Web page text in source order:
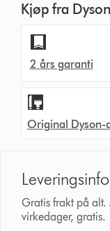
Kjøp fra
2 års garanti
Original Dyson-
Gratis frakt på
virkedager, gratis.